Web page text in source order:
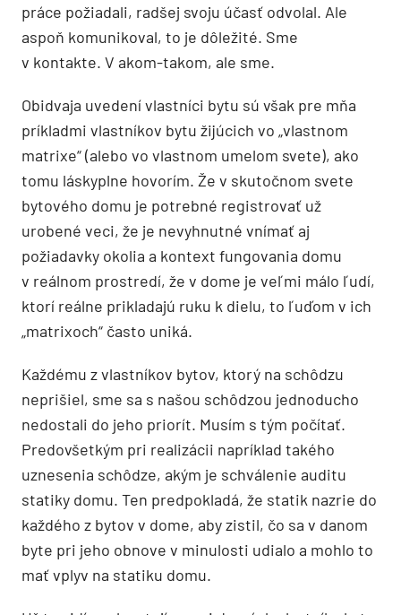
práce požiadali, radšej svoju účasť odvolal. Ale
aspoň komunikoval, to je dôležité. Sme
v kontakte. V akom-takom, ale sme.
Obidvaja uvedení vlastníci bytu sú však pre mňa
príkladmi vlastníkov bytu žijúcich vo „vlastnom
matrixe“ (alebo vo vlastnom umelom svete), ako
tomu láskyplne hovorím. Že v skutočnom svete
bytového domu je potrebné registrovať už
urobené veci, že je nevyhnutné vnímať aj
požiadavky okolia a kontext fungovania domu
v reálnom prostredí, že v dome je veľmi málo ľudí,
ktorí reálne prikladajú ruku k dielu, to ľuďom v ich
„matrixoch“ často uniká.
Každému z vlastníkov bytov, ktorý na schôdzu
neprišiel, sme sa s našou schôdzou jednoducho
nedostali do jeho priorít. Musím s tým počítať.
Predovšetkým pri realizácii napríklad takého
uznesenia schôdze, akým je schválenie auditu
statiky domu. Ten predpokladá, že statik nazrie do
každého z bytov v dome, aby zistil, čo sa v danom
byte pri jeho obnove v minulosti udialo a mohlo to
mať vplyv na statiku domu.